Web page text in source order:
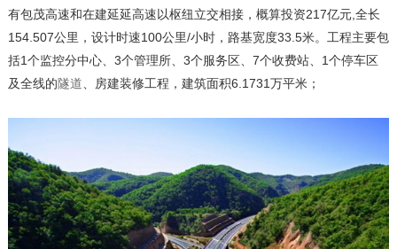
有包茂高速和在建延延高速以枢纽立交相接，概算投资217亿元,全长
154.507公里，设计时速100公里/小时，路基宽度33.5米。工程主要包
括1个监控分中心、3个管理所、3个服务区、7个收费站、1个停车区
及全线的隧道、房建装修工程，建筑面积6.1731万平米；